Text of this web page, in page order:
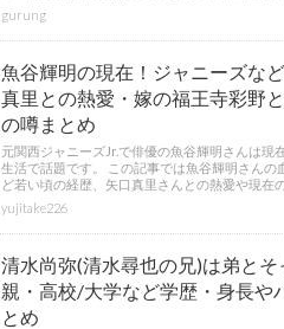
gurung
魚谷輝明の現在！ジャニーズな
真里との熱愛・嫁の福王寺彩野
の噂まとめ
元関西ジャニーズJr.で俳優の魚谷輝明さんは現
生活で話題です。 この記事では魚谷輝明さんの
ど若い頃の経歴、矢口真里さんとの熱愛や現在
yujitake226
清水尚弥(清水尋也の兄)は弟と
親・高校/大学など学歴・身長や
とめ